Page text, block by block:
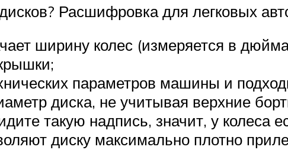
Расшифровка для легковых
ширину колес (измеряется в
параметров машины и
диска, не учитывая верхние
такую надпись, значит, у колеса
диску максимально плотно